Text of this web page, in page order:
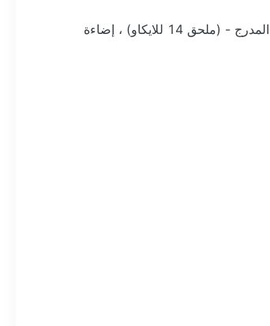
عمليات الطوارئ ، منصات الطائرات العمودية ، منطقة الهبوط والرفع (TLOF) ، النهج النهائي ومنطقة الإقلاع (FATO) ، إضاءة الممر ، إضاءة حافة المدرج - (ملحق 14 للايكاو) ، إضاءة